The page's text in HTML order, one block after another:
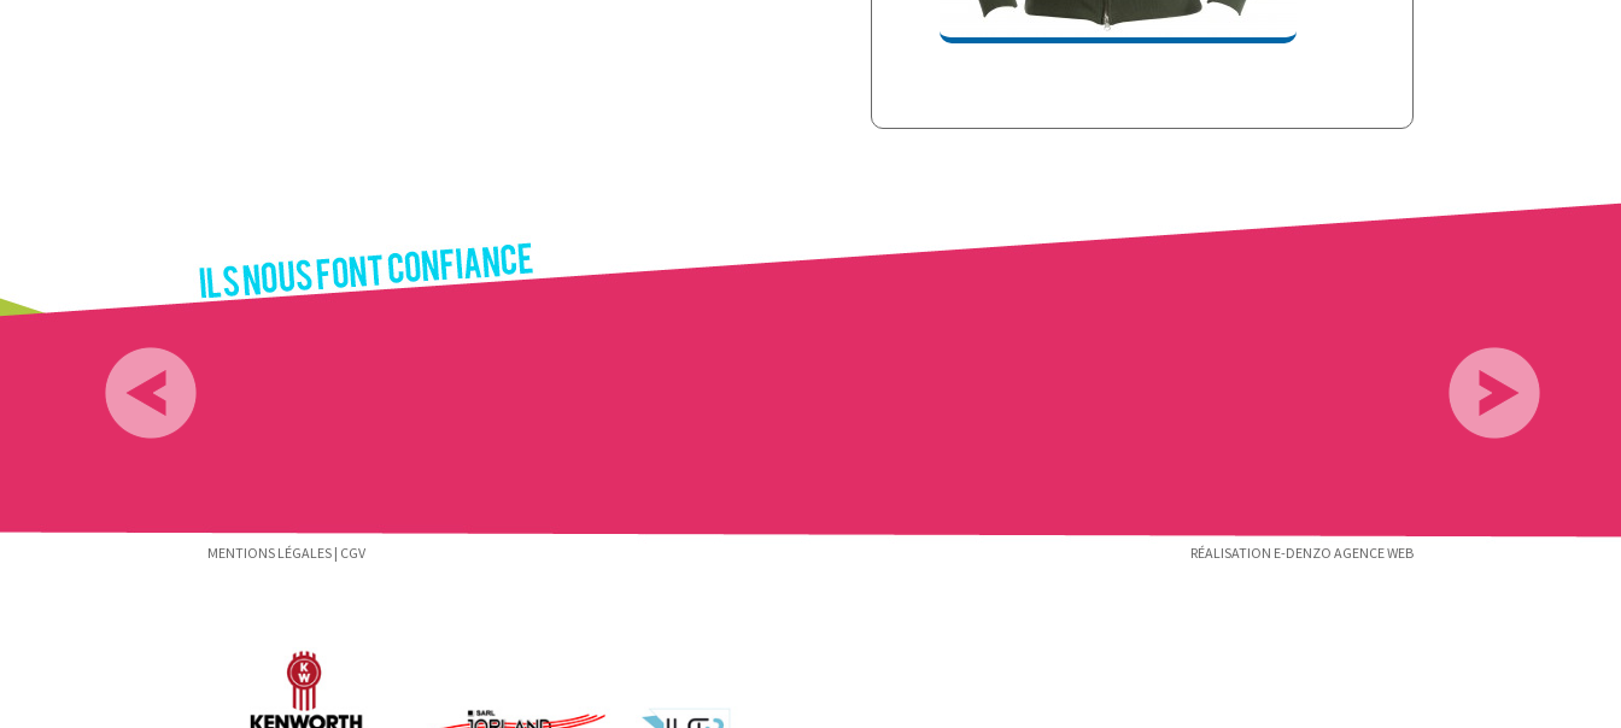
MENTIONS LÉGALES | CGV RÉALISATION E-DENZO AGENCE WEB